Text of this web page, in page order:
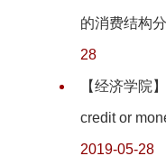
的消费结构
28
【经济学院
credit or
2019-05-28